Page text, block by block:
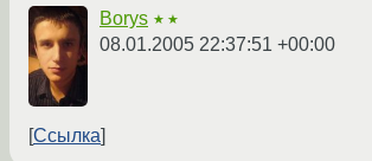
Borys ★★
08.01.2005 22:37:51 +00:00
Ссылка